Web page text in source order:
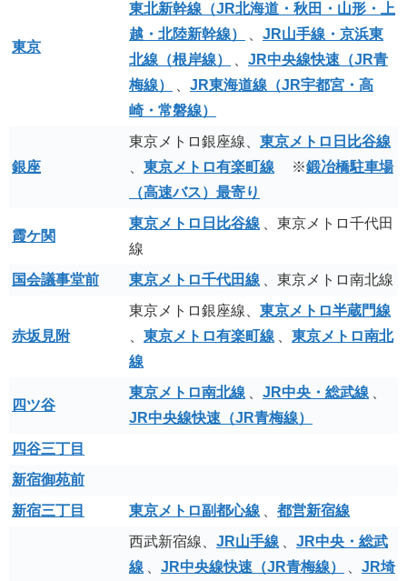
東京
東北新幹線（JR北海道・秋田・山形・上
越・北陸新幹線）
JR山手線・京浜東
北線（根岸線）
JR中央線快速（JR青
梅線）
JR東海道線（JR宇都宮・高
崎・常磐線）
銀座
東京メトロ銀座線、 東京メトロ日比谷線
東京メトロ有楽町線 ※鍛冶橋駐車場
（高速バス）最寄り
霞ケ関
東京メトロ日比谷線
、東京メトロ千代田
線
国会議事堂前
東京メトロ千代田線 、東京メトロ南北線
赤坂見附
東京メトロ銀座線、 東京メトロ半蔵門線
東京メトロ有楽町線
東京メトロ南北
線
四ツ谷
東京メトロ南北線 JR中央・総武線
JR中央線快速（JR青梅線）
四谷三丁目
新宿御苑前
新宿三丁目
東京メトロ副都心線 都営新宿線
西武新宿線、 JR山手線
JR中央・総武
線
JR中央線快速（JR青梅線）
JR埼